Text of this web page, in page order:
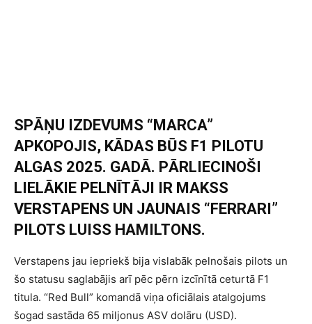
SPĀŅU IZDEVUMS “MARCA”
APKOPOJIS, KĀDAS BŪS F1 PILOTU
ALGAS 2025. GADĀ. PĀRLIECINOŠI
LIELĀKIE PELNĪTĀJI IR MAKSS
VERSTAPENS UN JAUNAIS “FERRARI”
PILOTS LUISS HAMILTONS.
Verstapens jau iepriekš bija vislabāk pelnošais pilots un
šo statusu saglabājis arī pēc pērn izcīnītā ceturtā F1
titula. “Red Bull” komandā viņa oficiālais atalgojums
šogad sastāda 65 miljonus ASV dolāru (USD).